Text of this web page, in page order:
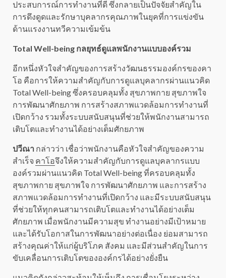
ประสบการณ์การทำงานที่ดี ซึ่งกลายเป็นปัจจัยสำคัญใน
การดึงดูดและรักษาบุคลากรคุณภาพในยุคที่การแข่งขัน
ด้านแรงงานทวีความเข้มข้น
Total Well-being กลยุทธ์ดูแลพนักงานแบบองค์รวม
อีกหนึ่งหัวใจสำคัญของการสร้างวัฒนธรรมองค์กรของคา
โอ คือการให้ความสำคัญกับการดูแลบุคลากรผ่านแนวคิด
Total Well-being ซึ่งครอบคลุมทั้ง สุขภาพกาย สุขภาพใจ
การพัฒนาศักยภาพ การสร้างสภาพแวดล้อมการทำงานที่
เปิดกว้าง รวมทั้งระบบสนับสนุนที่ช่วยให้พนักงานสามารถ
เติบโตและทำงานได้อย่างเต็มศักยภาพ
ปวีณา กล่าวว่า เชื่อว่าพนักงานคือหัวใจสำคัญของความ
สำเร็จ คาโอจึงให้ความสำคัญกับการดูแลบุคลากรแบบ
องค์รวมผ่านแนวคิด Total Well-being ที่ครอบคลุมทั้ง
สุขภาพกาย สุขภาพใจ การพัฒนาศักยภาพ และการสร้าง
สภาพแวดล้อมการทำงานที่เปิดกว้าง และมีระบบสนับสนุน
ที่ช่วยให้ทุกคนสามารถเติบโตและทำงานได้อย่างเต็ม
ศักยภาพ เมื่อพนักงานมีความสุข ทำงานอย่างมีเป้าหมาย
และได้รับโอกาสในการพัฒนาอย่างต่อเนื่อง ย่อมสามารถ
สร้างคุณค่าให้แก่ผู้บริโภค สังคม และมีส่วนสำคัญในการ
ขับเคลื่อนการเติบโตขององค์กรได้อย่างยั่งยืน